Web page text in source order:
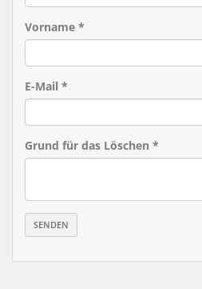
Vorname *
E-Mail *
Grund für das Löschen *